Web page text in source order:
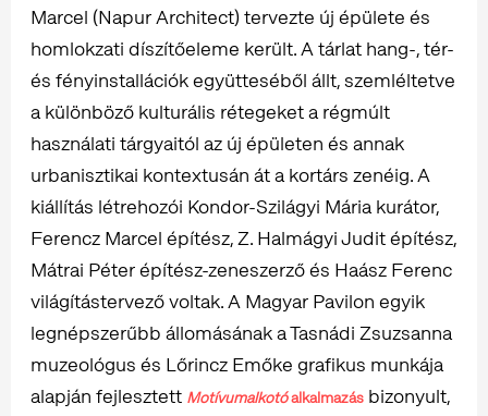
Marcel (Napur Architect) tervezte új épülete és
homlokzati díszítőeleme került. A tárlat hang-, tér-
és fényinstallációk együtteséből állt, szemléltetve
a különböző kulturális rétegeket a régmúlt
használati tárgyaitól az új épületen és annak
urbanisztikai kontextusán át a kortárs zenéig. A
kiállítás létrehozói Kondor-Szilágyi Mária kurátor,
Ferencz Marcel építész, Z. Halmágyi Judit építész,
Mátrai Péter építész-zeneszerző és Haász Ferenc
világítástervező voltak. A Magyar Pavilon egyik
legnépszerűbb állomásának a Tasnádi Zsuzsanna
muzeológus és Lőrincz Emőke grafikus munkája
alapján fejlesztett Motívumalkotóalkalmazás bizonyult,